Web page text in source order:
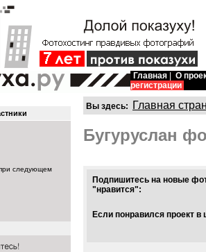
Главная
О
регистрации
следующем
Вы здесь: Главная
Бугуруслан
Подпишитесь на новые
"нравится":
Если понравился проект